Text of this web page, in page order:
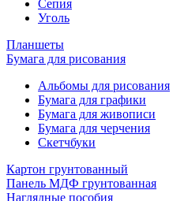
Сепия
Уголь
Планшеты
Бумага для рисования
Альбомы для рисования
Бумага для графики
Бумага для живописи
Бумага для черчения
Скетчбуки
Картон грунтованный
Панель МДФ грунтованная
Наглядные пособия